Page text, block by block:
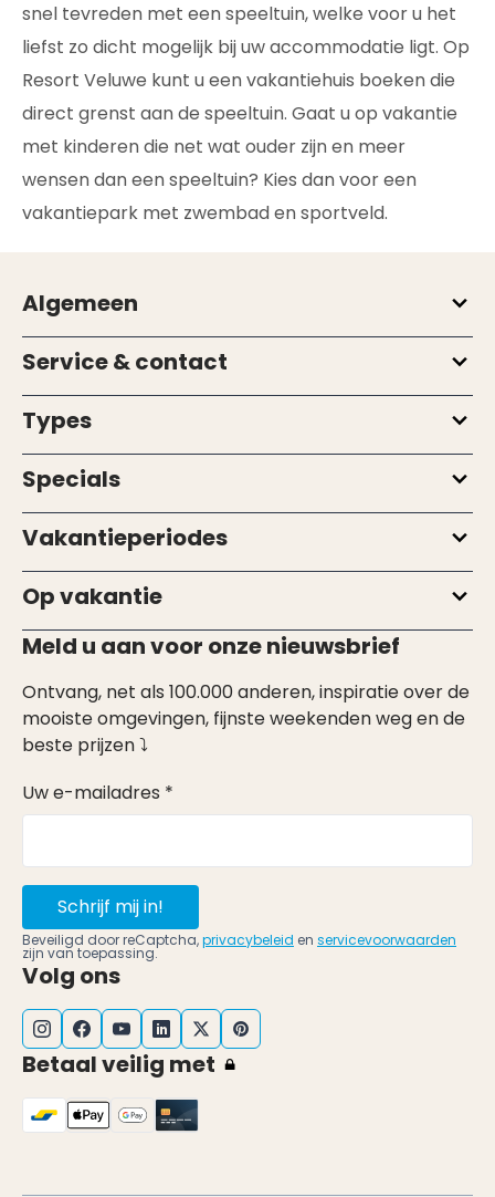
snel tevreden met een speeltuin, welke voor u het
liefst zo dicht mogelijk bij uw accommodatie ligt. Op
Resort Veluwe kunt u een vakantiehuis boeken die
direct grenst aan de speeltuin. Gaat u op vakantie
met kinderen die net wat ouder zijn en meer
wensen dan een speeltuin? Kies dan voor een
vakantiepark met zwembad en sportveld.
Algemeen
Service & contact
Types
Specials
Vakantieperiodes
Op vakantie
Meld u aan voor onze nieuwsbrief
Ontvang, net als 100.000 anderen, inspiratie over de
mooiste omgevingen, fijnste weekenden weg en de
beste prijzen ⤵
Uw e-mailadres *
Schrijf mij in!
Beveiligd door reCaptcha,privacybeleid en servicevoorwaarden
zijn van toepassing.
Volg ons
Betaal veilig met